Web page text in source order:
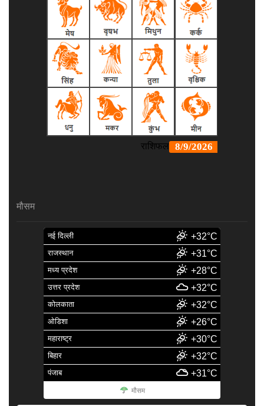
मौसम
नई दिल्ली +32°C
राजस्थान +31°C
मध्य प्रदेश +28°C
उत्तर प्रदेश +32°C
कोलकाता +32°C
ओडिशा +26°C
महाराष्ट्र +30°C
बिहार +32°C
पंजाब +31°C
मौसम